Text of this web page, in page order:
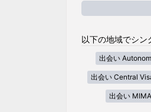
以下の地域でシン
出会い
出会い Central
出会い